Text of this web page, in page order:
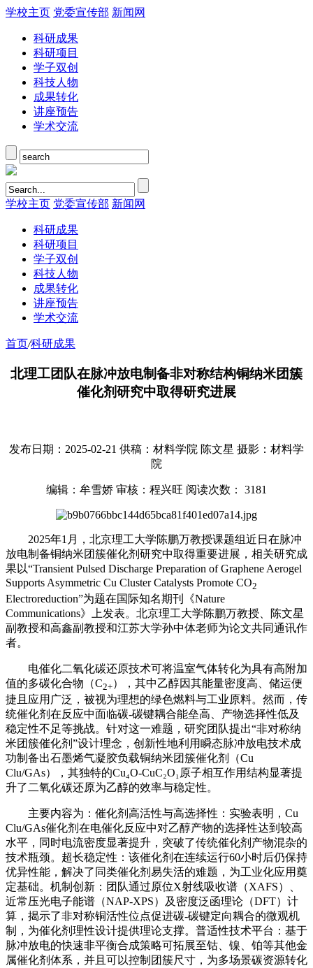
学校主页 党委宣传部 新闻网
科研成果
科研项目
学子双创
科技人物
成果转化
讲座预告
学术交流
学校主页 党委宣传部 新闻网
科研成果
科研项目
学子双创
科技人物
成果转化
讲座预告
学术交流
首页/科研成果
北理工团队在脉冲放电制备非对称结构铜纳米团簇
催化剂研究中取得研究进展
发布日期：2025-02-21 供稿：材料学院 陈文星 摄影：材料学
院
编辑：牟雪娇 审核：程兴旺 阅读次数： 3181
2025年1月，北京理工大学陈鹏万教授课题组近日在脉冲
放电制备铜纳米团簇催化剂研究中取得重要进展，相关研究成
果以“Transient Pulsed Discharge Preparation of Graphene Aerogel
Supports Asymmetric Cu Cluster Catalysts Promote CO2
Electroreduction”为题在国际知名期刊《Nature
Communications》上发表。北京理工大学陈鹏万教授、陈文星
副教授和高鑫副教授和江苏大学孙中体老师为论文共同通讯作
者。
电催化二氧化碳还原技术可将温室气体转化为具有高附加
值的多碳化合物（C2+），其中乙醇因其能量密度高、储运便
捷且应用广泛，被视为理想的绿色燃料与工业原料。然而，传
统催化剂在反应中面临碳-碳键耦合能垒高、产物选择性低及
稳定性不足等挑战。针对这一难题，研究团队提出“非对称纳
米团簇催化剂”设计理念，创新性地利用瞬态脉冲放电技术成
功制备出石墨烯气凝胶负载铜纳米团簇催化剂（Cu
Clu/GAs），其独特的Cu₄O-CuC₂O₁原子相互作用结构显著提
升了二氧化碳还原为乙醇的效率与稳定性。
主要内容为： 催化剂高活性与高选择性：实验表明，Cu
Clu/GAs催化剂在电催化反应中对乙醇产物的选择性达到较高
水平，同时电流密度显著提升，突破了传统催化剂产物混杂的
技术瓶颈。 超长稳定性：该催化剂在连续运行60小时后仍保持
优异性能，解决了同类催化剂易失活的难题，为工业化应用奠
定基础。 机制创新：团队通过原位X射线吸收谱（XAFS）、
近常压光电子能谱（NAP-XPS）及密度泛函理论（DFT）计
算，揭示了非对称铜活性位点促进碳-碳键定向耦合的微观机
制，为催化剂理性设计提供理论支撑。 普适性技术平台：基于
脉冲放电的快速非平衡合成策略可拓展至钴、镍、铂等其他金
属催化剂体系，并且可以控制团簇尺寸，为多场景碳资源转化